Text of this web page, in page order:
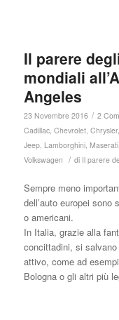
Il parere
mondiali
Angeles
23 Novembre 2016 / 2
Cadillac, Chevrolet, Chrysler,
Jeep, Lamborghini, Maserati,
Volkswagen / di Il parere
Sempre meno
dell’auto europei
o americani.
In Italia, grazie alla
concittadini, si
attivo, come ad
Bologna o gli altri più